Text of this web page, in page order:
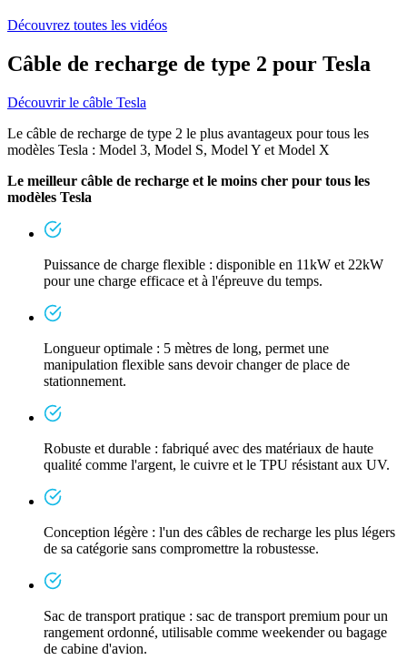
Découvrez toutes les vidéos
Câble de recharge de type 2 pour Tesla
Découvrir le câble Tesla
Le câble de recharge de type 2 le plus avantageux pour tous les
modèles Tesla : Model 3, Model S, Model Y et Model X
Le meilleur câble de recharge et le moins cher pour tous les
modèles Tesla
Puissance de charge flexible : disponible en 11kW et 22kW
pour une charge efficace et à l'épreuve du temps.
Longueur optimale : 5 mètres de long, permet une
manipulation flexible sans devoir changer de place de
stationnement.
Robuste et durable : fabriqué avec des matériaux de haute
qualité comme l'argent, le cuivre et le TPU résistant aux UV.
Conception légère : l'un des câbles de recharge les plus légers
de sa catégorie sans compromettre la robustesse.
Sac de transport pratique : sac de transport premium pour un
rangement ordonné, utilisable comme weekender ou bagage
de cabine d'avion.